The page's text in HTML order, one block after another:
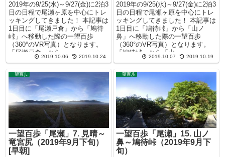
2019年の9/25(水)～9/27(金)に2泊3
日の日程で尾瀬ヶ原を中心にトレ
ッキングしてきました！ 本記事は
1日目に「尾瀬戸倉」から「鳩待
峠」へ移動した際の一望百歩
（360°のVR写真）となります。
「尾瀬戸倉」から...
2019.10.06 2019.10.24
2019年の9/25(水)～9/27(金)に2泊3
日の日程で尾瀬ヶ原を中心にトレ
ッキングしてきました！ 本記事は
1日目に「鳩待峠」から「山ノ
鼻」へ移動した際の一望百歩
（360°のVR写真）となります。
「鳩待峠」から「山...
2019.10.07 2019.10.19
一望百歩
一望百歩「尾瀬」7. 見晴～
竜宮尻（2019年9月下旬）
[早朝]
一望百歩
一望百歩「尾瀬」15. 山ノ
鼻～鳩待峠（2019年9月下
旬）